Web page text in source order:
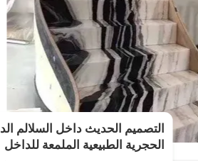
التصميم الحديث داخل السلالم
الحجرية الطبيعية الملمعة للداخل